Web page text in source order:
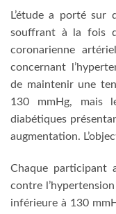
L’étude a porté
souffrant à la fois
coronarienne
concernant
de maintenir une
130 mmHg, mais
diabétiques
augmentation.
Chaque participant
contre
inférieure à 130